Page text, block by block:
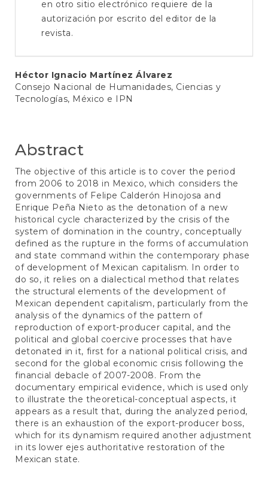
en otro sitio electrónico requiere de la
autorización por escrito del editor de la
revista.
Main
Article
Héctor Ignacio Martínez Álvarez
Consejo Nacional de Humanidades, Ciencias y
Tecnologías, México e IPN
Abstract
The objective of this article is to cover the period
from 2006 to 2018 in Mexico, which considers the
governments of Felipe Calderón Hinojosa and
Enrique Peña Nieto as the detonation of a new
historical cycle characterized by the crisis of the
system of domination in the country, conceptually
defined as the rupture in the forms of accumulation
and state command within the contemporary phase
of development of Mexican capitalism. In order to
do so, it relies on a dialectical method that relates
the structural elements of the development of
Mexican dependent capitalism, particularly from the
analysis of the dynamics of the pattern of
reproduction of export-producer capital, and the
political and global coercive processes that have
detonated in it, first for a national political crisis, and
second for the global economic crisis following the
financial debacle of 2007-2008. From the
documentary empirical evidence, which is used only
to illustrate the theoretical-conceptual aspects, it
appears as a result that, during the analyzed period,
there is an exhaustion of the export-producer boss,
which for its dynamism required another adjustment
in its lower ejes authoritative restoration of the
Mexican state.